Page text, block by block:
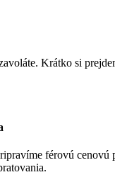
Krátko si
férovú cenovú